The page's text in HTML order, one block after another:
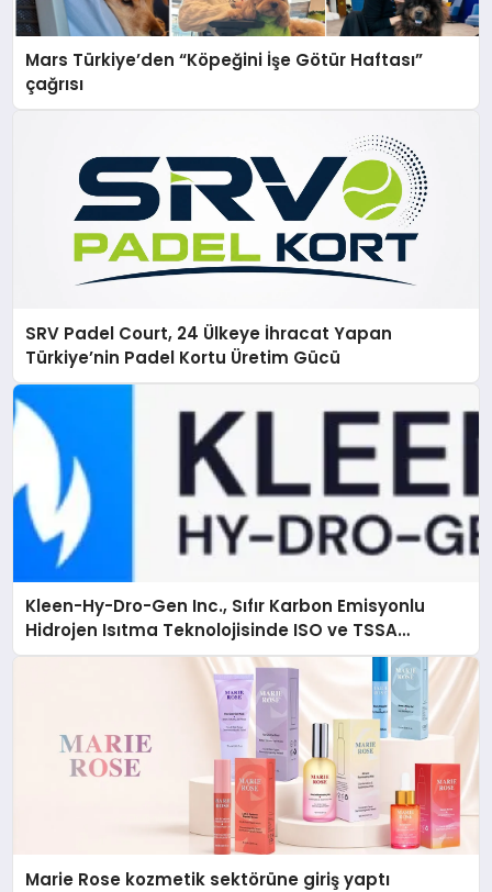
Mars Türkiye’den “Köpeğini İşe Götür Haftası”
çağrısı
SRV Padel Court, 24 Ülkeye İhracat Yapan
Türkiye’nin Padel Kortu Üretim Gücü
Kleen-Hy-Dro-Gen Inc., Sıfır Karbon Emisyonlu
Hidrojen Isıtma Teknolojisinde ISO ve TSSA
Düzenleyici Onaylarını Aldı
Marie Rose kozmetik sektörüne giriş yaptı